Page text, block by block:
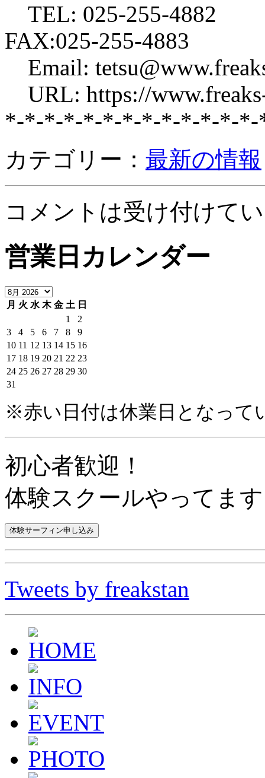
TEL: 025-255-4882
FAX:025-255-4883
Email:
URL: https://
*-*-*-*-*-*-*-*-*-*-*-*-
カテゴリー： 最新の情報
コメントは受け付けて
営業日カレンダー
月 火 水 木 金 土 日
1
2
3
4 5 6 7 8
9
10 11 12 13 14 15 16
17 18 19 20 21 22 23
24 25 26 27 28 29 30
31
※赤い日付は休業日となって
初心者歓迎！
体験スクールやってま
Tweets by freakstan